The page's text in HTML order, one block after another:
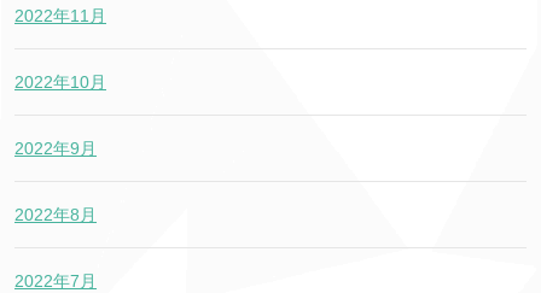
2022年11月
2022年10月
2022年9月
2022年8月
2022年7月